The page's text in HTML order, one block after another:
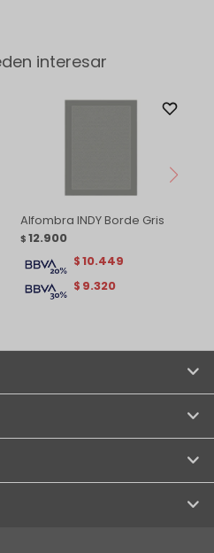
interesar
Alfombra INDY Borde Gris
$ 12.900
$ 9.320
$10.449